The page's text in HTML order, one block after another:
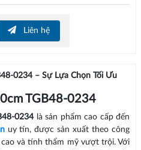
Liên hệ
0234 – Sự Lựa Chọn Tối Ưu
TGB48-0234
0234 là sản phẩm cao cấp đến
uy tín, được sản xuất theo công
và tính thẩm mỹ vượt trội. Với